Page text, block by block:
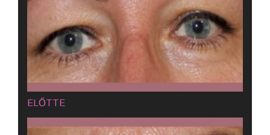
ELŐTTE